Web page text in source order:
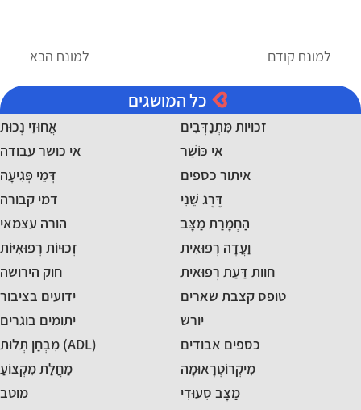
כל המושגים
זכויות מִּתְנַדְּבִים
אֲחוּזֵי נְכוּת
אִי כּוֹשֵׁר
אי כושר עבודה
איתור כספים
דְּמֵי פְּגִיעָה
דֶּרֶג שֵׁנִי
דמי קבורה
הַחְמָרַת מַצָּב
הורה עצמאי
וַעֲדָה רְפוּאִית
זְכוּיוֹת רְפוּאִיּוֹת
חוות דַּעַת רְפוּאִית
חוק הירושה
טופס קצבת שארים
ידועים בציבור
יורש
יתומים בוגרים
כספים אבודים
מִבְחַן תְּלוּת (ADL)
מִיקְרוֹטְרָאוּמָה
מַחֲלַת מִקְצוֹעַ
מַצָּב סִעוּדִי
מוטב
למונח קודם למונח הבא